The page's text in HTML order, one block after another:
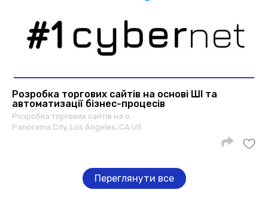
Розробка торгових сайтів на основі ШІ та
автоматизації бізнес-процесів
Розробка торгових сайтів на о…
Panorama City, Los Angeles, CA US
Переглянути все